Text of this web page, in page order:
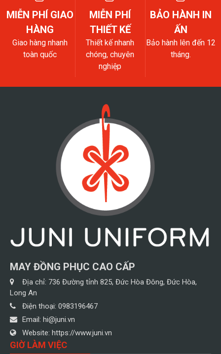
MIỄN PHÍ GIAO
HÀNG
Giao hàng nhanh
toàn quốc
MIỄN PHÍ
THIẾT KẾ
Thiết kế nhanh
chóng, chuyên
nghiệp
BẢO HÀNH IN
ẤN
Bảo hành lên đến 12
tháng.
MAY ĐỒNG PHỤC CAO CẤP
Địa chỉ: 736 Đường tỉnh 825, Đức Hòa Đông, Đức Hòa,
Long An
Điện thoại: 0983196467
Email: hi@juni.vn
Website: https://www.juni.vn
GIỜ LÀM VIỆC